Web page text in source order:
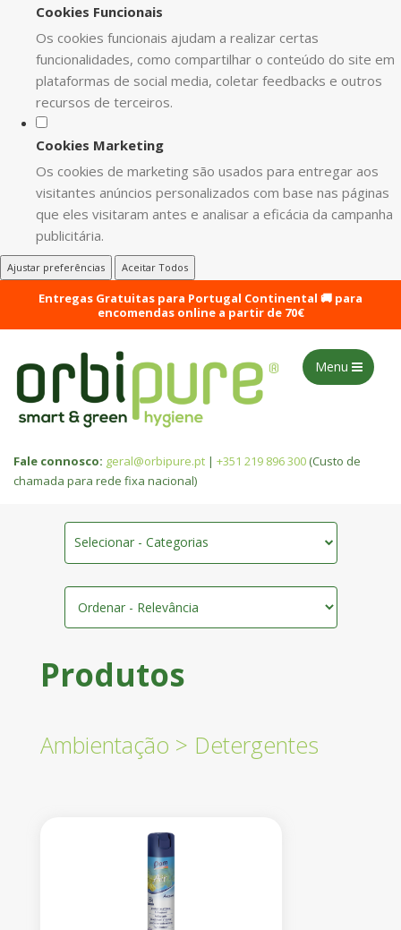
Cookies Funcionais
Os cookies funcionais ajudam a realizar certas
funcionalidades, como compartilhar o conteúdo do site em
plataformas de social media, coletar feedbacks e outros
recursos de terceiros.
Cookies Marketing
Os cookies de marketing são usados para entregar aos
visitantes anúncios personalizados com base nas páginas
que eles visitaram antes e analisar a eficácia da campanha
publicitária.
Ajustar preferências Aceitar Todos
Entregas Gratuitas para Portugal Continental 🚚 para
encomendas online a partir de 70€
Menu
Fale connosco: geral@orbipure.pt | +351 219 896 300 (Custo de
chamada para rede fixa nacional)
Selecionar - Categorias
Produtos
Ambientação > Detergentes